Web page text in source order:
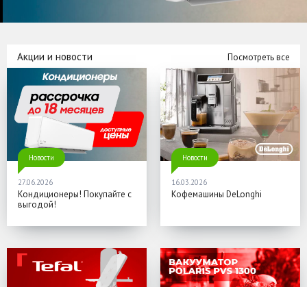
Акции и новости Посмотреть все
Новости
27.06.2026
Кондиционеры! Покупайте с
выгодой!
Новости
16.03.2026
Кофемашины DeLonghi